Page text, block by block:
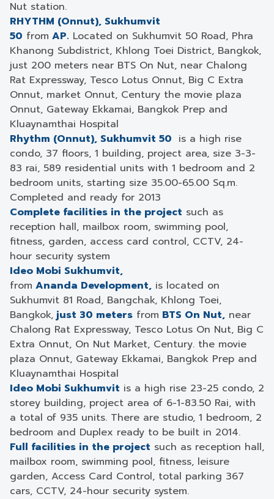
Nut station.
RHYTHM (Onnut), Sukhumvit
50 from AP. Located on Sukhumvit 50 Road, Phra
Khanong Subdistrict, Khlong Toei District, Bangkok,
just 200 meters near BTS On Nut, near Chalong
Rat Expressway, Tesco Lotus Onnut, Big C Extra
Onnut, market Onnut, Century the movie plaza
Onnut, Gateway Ekkamai, Bangkok Prep and
Kluaynamthai Hospital
Rhythm (Onnut), Sukhumvit 50 is a high rise
condo, 37 floors, 1 building, project area, size 3-3-
83 rai, 589 residential units with 1 bedroom and 2
bedroom units, starting size 35.00-65.00 Sq.m.
Completed and ready for 2013
Complete facilities in the project such as
reception hall, mailbox room, swimming pool,
fitness, garden, access card control, CCTV, 24-
hour security system
Ideo Mobi Sukhumvit,
from Ananda Development, is located on
Sukhumvit 81 Road, Bangchak, Khlong Toei,
Bangkok,just 30 meters from BTS On Nut, near
Chalong Rat Expressway, Tesco Lotus On Nut, Big C
Extra Onnut, On Nut Market, Century. the movie
plaza Onnut, Gateway Ekkamai, Bangkok Prep and
Kluaynamthai Hospital
Ideo Mobi Sukhumvit is a high rise 23-25 ​​condo, 2
storey building, project area of ​​6-1-83.50 Rai, with
a total of 935 units. There are studio, 1 bedroom, 2
bedroom and Duplex ready to be built in 2014.
Full facilities in the project such as reception hall,
mailbox room, swimming pool, fitness, leisure
garden, Access Card Control, total parking 367
cars, CCTV, 24-hour security system.